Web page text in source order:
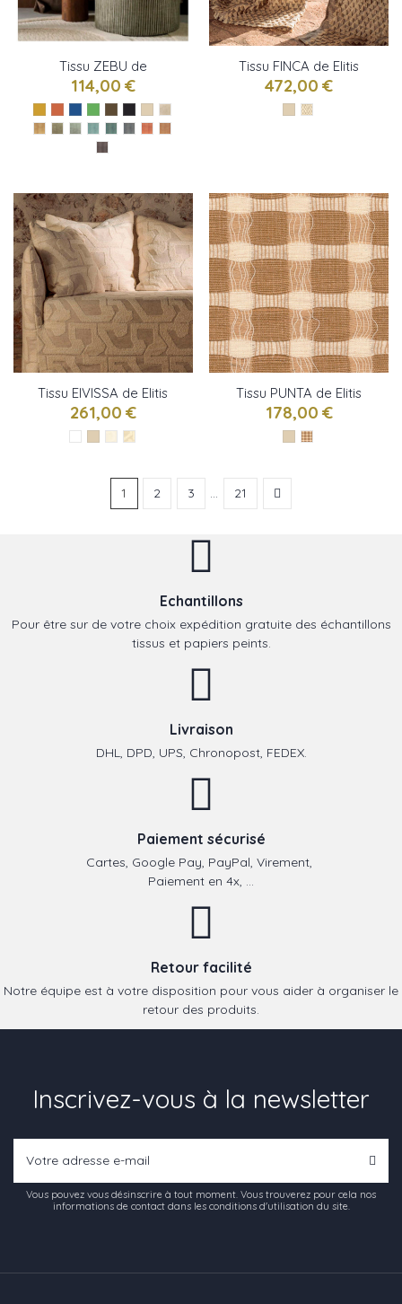
Tissu ZEBU de
Casamance
114,00 €
Tissu FINCA de Elitis
472,00 €
Tissu EIVISSA de Elitis
261,00 €
Tissu PUNTA de Elitis
178,00 €
1 2 3 … 21
Echantillons
Pour être sur de votre choix expédition gratuite des échantillons
tissus et papiers peints.
Livraison
DHL, DPD, UPS, Chronopost, FEDEX.
Paiement sécurisé
Cartes, Google Pay, PayPal, Virement,
Paiement en 4x, ...
Retour facilité
Notre équipe est à votre disposition pour vous aider à organiser le
retour des produits.
Inscrivez-vous à la newsletter
Vous pouvez vous désinscrire à tout moment. Vous trouverez pour cela nos
informations de contact dans les conditions d'utilisation du site.